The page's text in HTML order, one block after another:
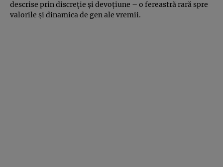
descrise prin discreție și devoțiune – o fereastră rară spre
valorile și dinamica de gen ale vremii.